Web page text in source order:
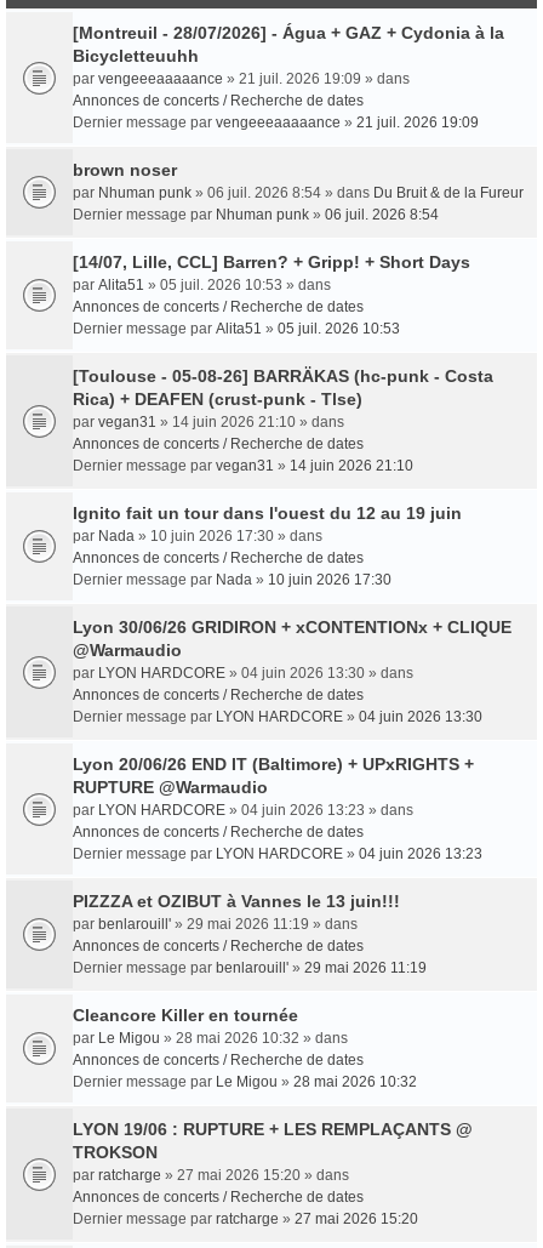
[Montreuil - 28/07/2026] - Água + GAZ + Cydonia à la
Bicycletteuuhh
par vengeeeaaaaance » 21 juil. 2026 19:09 » dans
Annonces de concerts / Recherche de dates
Dernier message par vengeeeaaaaance » 21 juil. 2026 19:09
brown noser
par Nhuman punk » 06 juil. 2026 8:54 » dans Du Bruit & de la Fureur
Dernier message par Nhuman punk » 06 juil. 2026 8:54
[14/07, Lille, CCL] Barren? + Gripp! + Short Days
par Alita51 » 05 juil. 2026 10:53 » dans
Annonces de concerts / Recherche de dates
Dernier message par Alita51 » 05 juil. 2026 10:53
[Toulouse - 05-08-26] BARRÄKAS (hc-punk - Costa
Rica) + DEAFEN (crust-punk - Tlse)
par vegan31 » 14 juin 2026 21:10 » dans
Annonces de concerts / Recherche de dates
Dernier message par vegan31 » 14 juin 2026 21:10
Ignito fait un tour dans l'ouest du 12 au 19 juin
par Nada » 10 juin 2026 17:30 » dans
Annonces de concerts / Recherche de dates
Dernier message par Nada » 10 juin 2026 17:30
Lyon 30/06/26 GRIDIRON + xCONTENTIONx + CLIQUE
@Warmaudio
par LYON HARDCORE » 04 juin 2026 13:30 » dans
Annonces de concerts / Recherche de dates
Dernier message par LYON HARDCORE » 04 juin 2026 13:30
Lyon 20/06/26 END IT (Baltimore) + UPxRIGHTS +
RUPTURE @Warmaudio
par LYON HARDCORE » 04 juin 2026 13:23 » dans
Annonces de concerts / Recherche de dates
Dernier message par LYON HARDCORE » 04 juin 2026 13:23
PIZZZA et OZIBUT à Vannes le 13 juin!!!
par benlarouill' » 29 mai 2026 11:19 » dans
Annonces de concerts / Recherche de dates
Dernier message par benlarouill' » 29 mai 2026 11:19
Cleancore Killer en tournée
par Le Migou » 28 mai 2026 10:32 » dans
Annonces de concerts / Recherche de dates
Dernier message par Le Migou » 28 mai 2026 10:32
LYON 19/06 : RUPTURE + LES REMPLAÇANTS @
TROKSON
par ratcharge » 27 mai 2026 15:20 » dans
Annonces de concerts / Recherche de dates
Dernier message par ratcharge » 27 mai 2026 15:20